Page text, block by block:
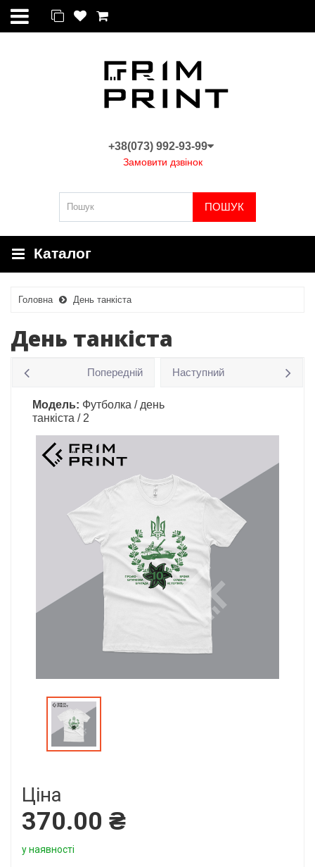
+38(073) 992-93-99
Замовити дзвінок
ПОШУК
Каталог
Головна День танкіста
День танкіста
Попередній Наступний
Модель: Футболка / день
танкіста / 2
Ціна
370.00 ₴
у наявності